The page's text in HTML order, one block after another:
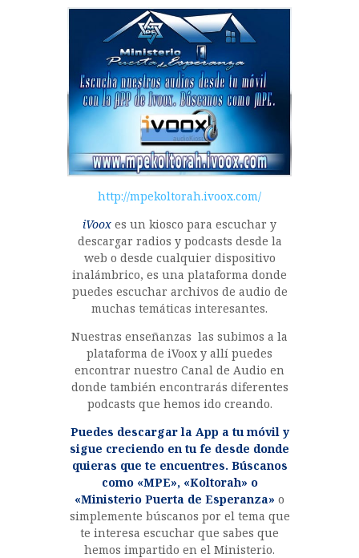
e
b
o
o
k
te
r
p
p
m
p
a
rt
ir
http://mpekoltorah.ivoox.com/
iVoox es un kiosco para escuchar y
descargar radios y podcasts desde la
web o desde cualquier dispositivo
inalámbrico, es una plataforma donde
puedes escuchar archivos de audio de
muchas temáticas interesantes.
Nuestras enseñanzas las subimos a la
plataforma de iVoox y allí puedes
encontrar nuestro Canal de Audio en
donde también encontrarás diferentes
podcasts que hemos ido creando.
Puedes descargar la App a tu móvil y
sigue creciendo en tu fe desde donde
quieras que te encuentres. Búscanos
como «MPE», «Koltorah» o
«Ministerio Puerta de Esperanza» o
simplemente búscanos por el tema que
te interesa escuchar que sabes que
hemos impartido en el Ministerio.